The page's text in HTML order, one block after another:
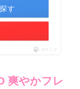
す
ポチップ
爽やかフレ